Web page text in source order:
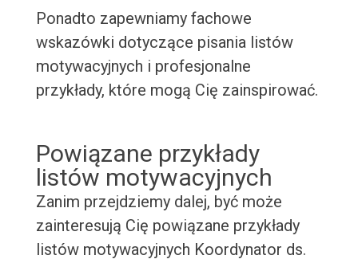
Ponadto zapewniamy fachowe
wskazówki dotyczące pisania listów
motywacyjnych i profesjonalne
przykłady, które mogą Cię zainspirować.
Powiązane przykłady
listów motywacyjnych
Zanim przejdziemy dalej, być może
zainteresują Cię powiązane przykłady
listów motywacyjnych Koordynator ds.